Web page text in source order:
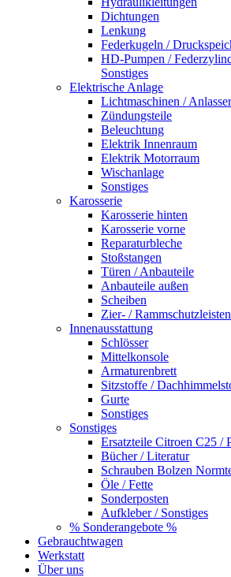
Dichtungen
Lenkung
Federkugeln /
HD-Pumpen /
Sonstiges
Elektrische Anlage
Lichtmaschinen / Anlasser
Zündungsteile
Beleuchtung
Elektrik Innenraum
Elektrik Motorraum
Wischanlage
Sonstiges
Karosserie
Karosserie hinten
Karosserie vorne
Reparaturbleche
Stoßstangen
Türen / Anbauteile
Anbauteile außen
Scheiben
Zier- / Rammschutzleisten
Innenausstattung
Schlösser
Mittelkonsole
Armaturenbrett
Sitzstoffe /
Gurte
Sonstiges
Sonstiges
Ersatzteile Citroen C25 /
Bücher / Literatur
Schrauben Bolzen
Öle / Fette
Sonderposten
Aufkleber / Sonstiges
% Sonderangebote %
Gebrauchtwagen
Werkstatt
Über uns